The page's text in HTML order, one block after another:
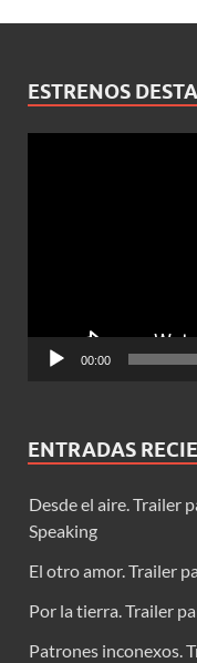
ESTRENOS
00:00
ENTRADAS
Desde el aire. Trailer
Speaking
El otro amor. Trailer
Por la tierra. Trailer
Patrones inconexos.